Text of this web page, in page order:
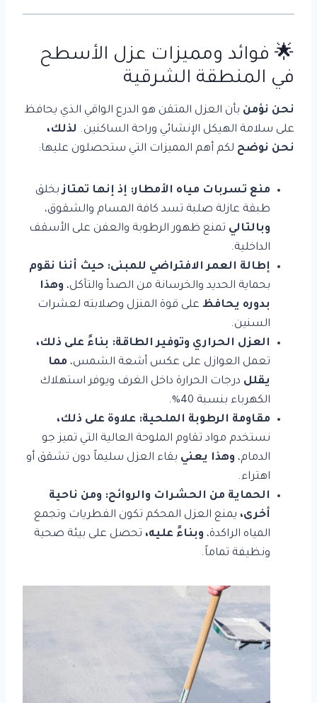
🌟 فوائد ومميزات عزل الأسطح
في المنطقة الشرقية
نحن نؤمن بأن العزل المتقن هو الدرع الواقي الذي يحافظ
على سلامة الهيكل الإنشائي وراحة الساكنين. لذلك،
نحن نوضح لكم أهم المميزات التي ستحصلون عليها:
منع تسربات مياه الأمطار: إذ إنها تمتازبخلق
طبقة عازلة صلبة تسد كافة المسام والشقوق،
وبالتالي تمنع ظهور الرطوبة والعفن على الأسقف
الداخلية.
إطالة العمر الافتراضي للمبنى: حيث أننا نقوم
بحماية الحديد والخرسانة من الصدأ والتآكل، وهذا
بدوره يحافظ على قوة المنزل وصلابته لعشرات
السنين.
العزل الحراري وتوفير الطاقة: بناءً على ذلك،
تعمل العوازل على عكس أشعة الشمس، مما
يقلل درجات الحرارة داخل الغرف ويوفر استهلاك
الكهرباء بنسبة 40%.
مقاومة الرطوبة الملحية: علاوة على ذلك،
نستخدم مواد تقاوم الملوحة العالية التي تميز جو
الدمام، وهذا يعني بقاء العزل سليماً دون تشقق أو
اهتراء.
الحماية من الحشرات والروائح: ومن ناحية
أخرى، يمنع العزل المحكم تكون الفطريات وتجمع
المياه الراكدة، وبناءً عليه، تحصل على بيئة صحية
ونظيفة تماماً.